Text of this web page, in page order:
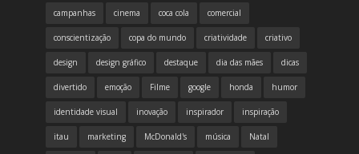
campanhas cinema coca cola comercial
conscientização copa do mundo criatividade criativo
design design gráfico destaque dia das mães dicas
divertido emoção Filme google honda humor
identidade visual inovação inspirador inspiração
itau marketing McDonald's música Natal